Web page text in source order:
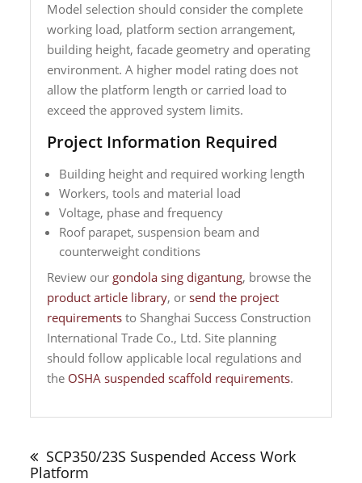
Model selection should consider the complete
working load, platform section arrangement,
building height, facade geometry and operating
environment. A higher model rating does not
allow the platform length or carried load to
exceed the approved system limits.
Project Information Required
Building height and required working length
Workers, tools and material load
Voltage, phase and frequency
Roof parapet, suspension beam and
counterweight conditions
Review our gondola sing digantung, browse the
product article library, or send the project
requirements to Shanghai Success Construction
International Trade Co., Ltd. Site planning
should follow applicable local regulations and
the OSHA suspended scaffold requirements.
SCP350/23S Suspended Access Work
Platform